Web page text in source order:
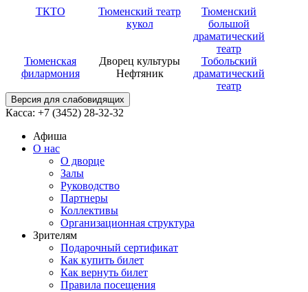
ТКТО
Тюменский театр
кукол
Тюменский
большой
драматический
театр
Тюменская
филармония
Дворец культуры
Нефтяник
Тобольский
драматический
театр
Версия для слабовидящих
Касса: +7 (3452) 28-32-32
Афиша
О нас
О дворце
Залы
Руководство
Партнеры
Коллективы
Организационная структура
Зрителям
Подарочный сертификат
Как купить билет
Как вернуть билет
Правила посещения